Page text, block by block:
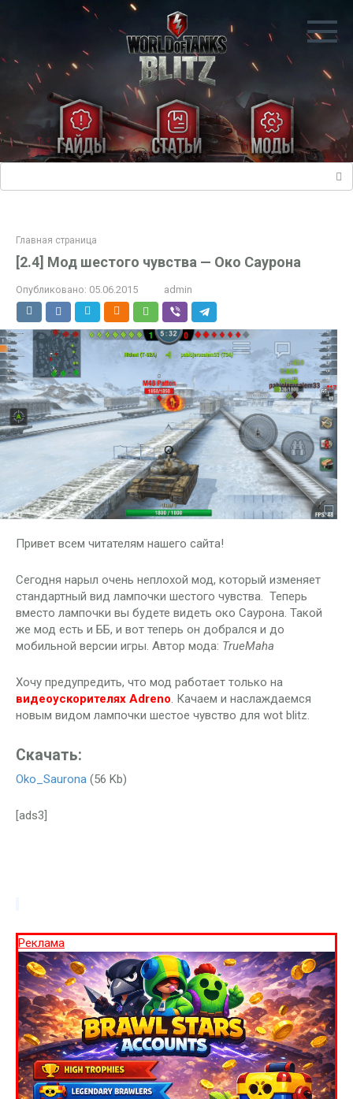
Главная страница
[2.4] Мод шестого чувства — Око Саурона
Опубликовано: 05.06.2015 admin
Привет всем читателям нашего сайта!
Сегодня нарыл очень неплохой мод, который изменяет
стандартный вид лампочки шестого чувства. Теперь
вместо лампочки вы будете видеть око Саурона. Такой
же мод есть и ББ, и вот теперь он добрался и до
мобильной версии игры. Автор мода: TrueMaha
Хочу предупредить, что мод работает только на
видеоускорителях Adreno. Качаем и наслаждаемся
новым видом лампочки шестое чувство для wot blitz.
Скачать:
Oko_Saurona (56 Kb)
[ads3]
Реклама